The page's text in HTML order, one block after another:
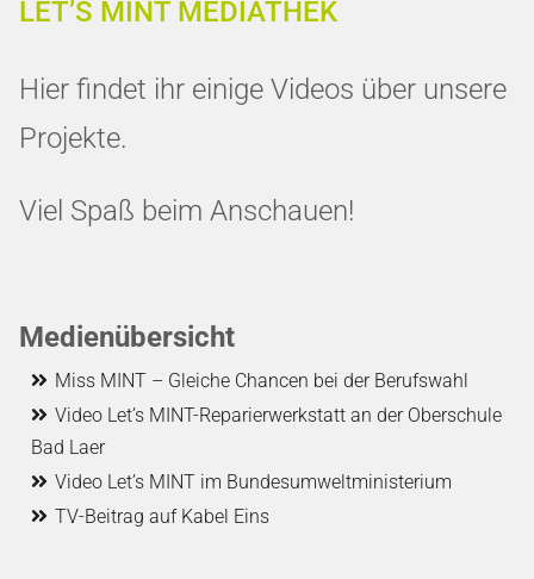
ÜBER UNS
MEDIEN
FAQ
IMPRESSUM
LET’S MINT MEDIATHEK
Hier findet ihr einige Videos über unsere
Projekte.
Viel Spaß beim Anschauen!
Medienübersicht
Miss MINT – Gleiche Chancen bei der Berufswahl
Video Let’s MINT-Reparierwerkstatt an der Oberschule
Bad Laer
Video Let’s MINT im Bun­des­um­welt­mi­ni­ste­ri­um
TV-Beitrag auf Kabel Eins